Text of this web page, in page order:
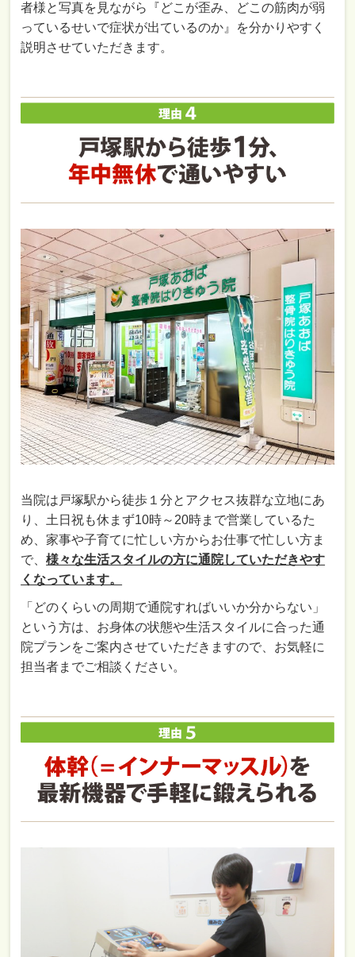
者様と写真を見ながら『どこが歪み、どこの筋肉が弱
っているせいで症状が出ているのか』を分かりやすく
説明させていただきます。
当院は戸塚駅から徒歩１分とアクセス抜群な立地にあ
り、土日祝も休まず10時～20時まで営業しているた
め、家事や子育てに忙しい方からお仕事で忙しい方ま
で、様々な生活スタイルの方に通院していただきやす
くなっています。
「どのくらいの周期で通院すればいいか分からない」
という方は、お身体の状態や生活スタイルに合った通
院プランをご案内させていただきますので、お気軽に
担当者までご相談ください。